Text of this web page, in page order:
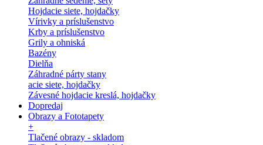
Hojdacie siete, hojdačky
Vírivky a príslušenstvo
Krby a príslušenstvo
Grily a ohniská
Bazény
Dielňa
Záhradné párty stany
acie siete, hojdačky
Závesné hojdacie kreslá, hojdačky
Dopredaj
Obrazy a Fototapety
+
Tlačené obrazy - skladom